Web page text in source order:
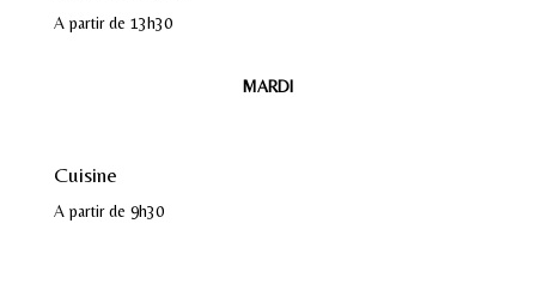
A partir de 13h30
MARDI
Cuisine
A partir de 9h30